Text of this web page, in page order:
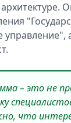
управление",
– это не
что